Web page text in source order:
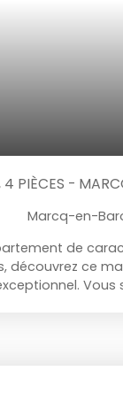
4 PIÈCES -
Marcq-en-
de
découvrez ce